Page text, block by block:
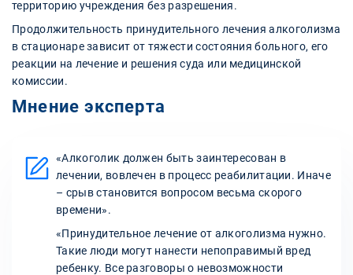
территорию учреждения без разрешения.
Продолжительность принудительного лечения алкоголизма
в стационаре зависит от тяжести состояния больного, его
реакции на лечение и решения суда или медицинской
комиссии.
Мнение эксперта
«Алкоголик должен быть заинтересован в
лечении, вовлечен в процесс реабилитации. Иначе
– срыв становится вопросом весьма скорого
времени».
«Принудительное лечение от алкоголизма нужно.
Такие люди могут нанести непоправимый вред
ребенку. Все разговоры о невозможности